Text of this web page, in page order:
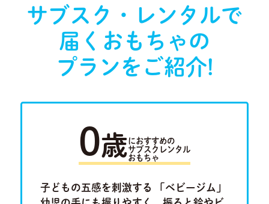
サブスク・レンタルで
届く おもちゃの
プランをご紹介!
0歳におすすめの
サブスクレンタル
おもちゃ
子どもの五感を刺激する 「ベビージム」